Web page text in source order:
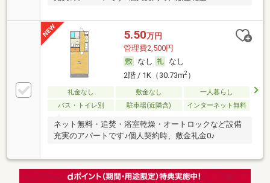
5.50万円
管理費2,500円
なし
なし
2階 / 1K（30.73m2）
礼金なし 敷金なし
一人暮らし
バス・トイレ別
駐車場(近隣含) インターネット無料
ネット無料・追焚・浴室乾燥・オートロックなど設備
充実のアパートです♪個人契約時、敷金礼金0♪